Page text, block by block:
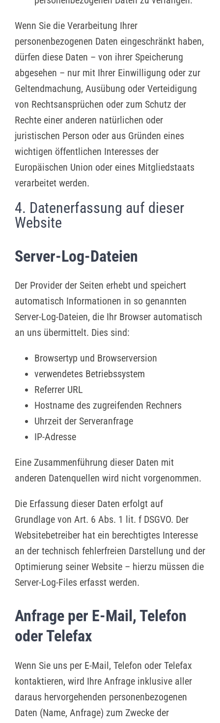
Wenn Sie die Verarbeitung Ihrer
personenbezogenen Daten eingeschränkt haben,
dürfen diese Daten – von ihrer Speicherung
abgesehen – nur mit Ihrer Einwilligung oder zur
Geltendmachung, Ausübung oder Verteidigung
von Rechtsansprüchen oder zum Schutz der
Rechte einer anderen natürlichen oder
juristischen Person oder aus Gründen eines
wichtigen öffentlichen Interesses der
Europäischen Union oder eines Mitgliedstaats
verarbeitet werden.
4. Datenerfassung auf dieser
Website
Server-Log-Dateien
Der Provider der Seiten erhebt und speichert
automatisch Informationen in so genannten
Server-Log-Dateien, die Ihr Browser automatisch
an uns übermittelt. Dies sind:
Browsertyp und Browserversion
verwendetes Betriebssystem
Referrer URL
Hostname des zugreifenden Rechners
Uhrzeit der Serveranfrage
IP-Adresse
Eine Zusammenführung dieser Daten mit
anderen Datenquellen wird nicht vorgenommen.
Die Erfassung dieser Daten erfolgt auf
Grundlage von Art. 6 Abs. 1 lit. f DSGVO. Der
Websitebetreiber hat ein berechtigtes Interesse
an der technisch fehlerfreien Darstellung und der
Optimierung seiner Website – hierzu müssen die
Server-Log-Files erfasst werden.
Anfrage per E-Mail, Telefon
oder Telefax
Wenn Sie uns per E-Mail, Telefon oder Telefax
kontaktieren, wird Ihre Anfrage inklusive aller
daraus hervorgehenden personenbezogenen
Daten (Name, Anfrage) zum Zwecke der